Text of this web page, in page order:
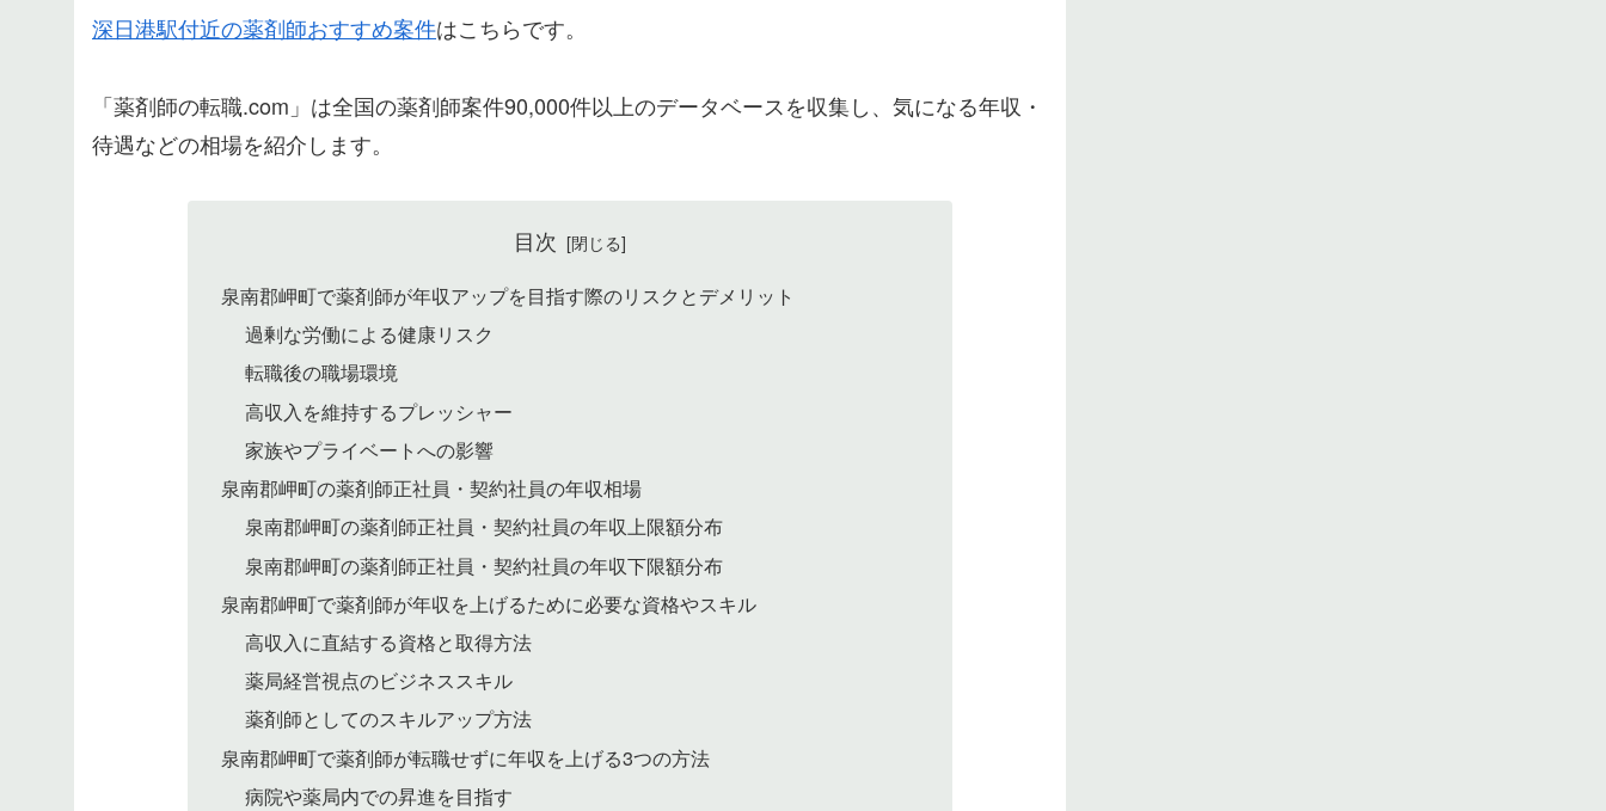
深日港駅付近の薬剤師おすすめ案件はこちらです。
「薬剤師の転職.com」は全国の薬剤師案件90,000件以上のデータベースを収集し、気になる年収・
待遇などの相場を紹介します。
目次
泉南郡岬町で薬剤師が年収アップを目指す際のリスクとデメリット
過剰な労働による健康リスク
転職後の職場環境
高収入を維持するプレッシャー
家族やプライベートへの影響
泉南郡岬町の薬剤師正社員・契約社員の年収相場
泉南郡岬町の薬剤師正社員・契約社員の年収上限額分布
泉南郡岬町の薬剤師正社員・契約社員の年収下限額分布
泉南郡岬町で薬剤師が年収を上げるために必要な資格やスキル
高収入に直結する資格と取得方法
薬局経営視点のビジネススキル
薬剤師としてのスキルアップ方法
泉南郡岬町で薬剤師が転職せずに年収を上げる3つの方法
病院や薬局内での昇進を目指す